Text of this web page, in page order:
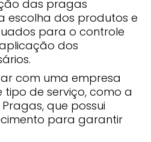
das pragas
escolha dos produtos e
para o controle
dos
com uma empresa
tipo de serviço, como a
que possui
para garantir